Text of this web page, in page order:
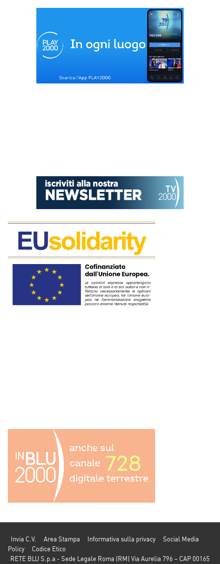
Invia C.V. Area Stampa Informativa sulla privacy
Social Media
Policy
Codice Etico
RETE BLU S.p.a - Sede Legale Roma (RM) Via Aurelia 796 – CAP 00165